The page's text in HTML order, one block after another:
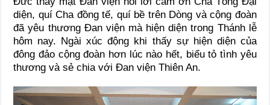
diện, quí Cha đồng tế, quí bề trên Dòng và cộng đoàn
đã yêu thương Đan viện mà hiện diện trong Thánh lễ
hôm nay. Ngài xúc động khi thấy sự hiện diện của
đông đảo cộng đoàn hơn lúc nào hết, biểu tỏ tình yêu
thương và sẻ chia với Đan viện Thiên An.